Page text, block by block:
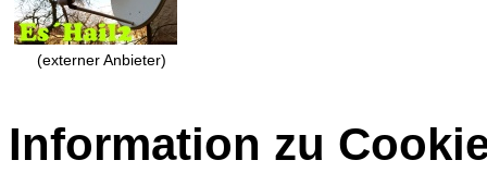
(externer Anbieter)
Information zu